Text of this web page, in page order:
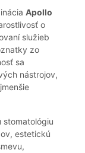
Apollo
o
služieb
zo
sa
nástrojov,
stomatológiu
estetickú